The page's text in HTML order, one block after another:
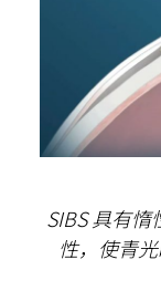
SIBS 具有
性，使青